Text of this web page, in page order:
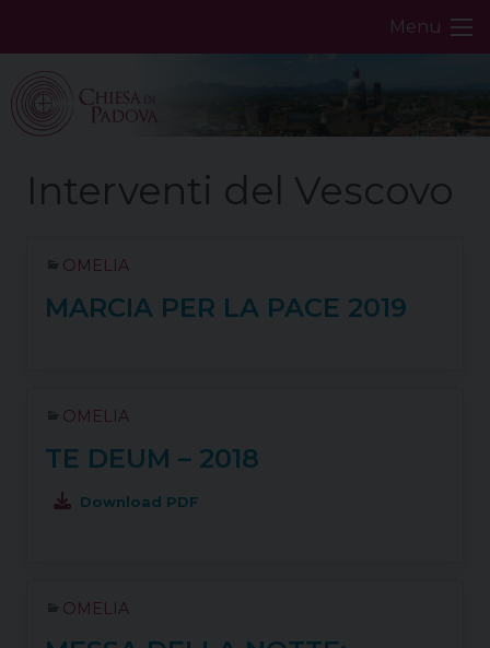
Menu
OMELIA
MARCIA PER LA PACE 2019
OMELIA
TE DEUM – 2018
Download PDF
OMELIA